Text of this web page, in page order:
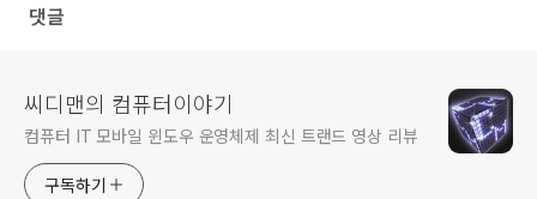
댓글
씨디맨의 컴퓨터이야기
컴퓨터 IT 모바일 윈도우 운영체제 최신 트랜드 영상 리뷰
구독하기